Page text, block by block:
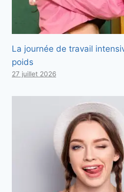
La journée de travail
poids
27 juillet 2026